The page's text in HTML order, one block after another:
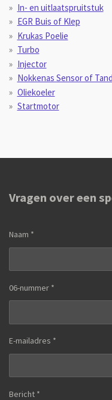
In- en uitlaatspruitstuk
EGR Buis of Klep
Krukas Poelie
Turbo
Injector
Nokkenas Sensor of
Oliekoeler
Startmotor
Vragen over een
Naam *
06-nummer *
E-mailadres *
Bericht *